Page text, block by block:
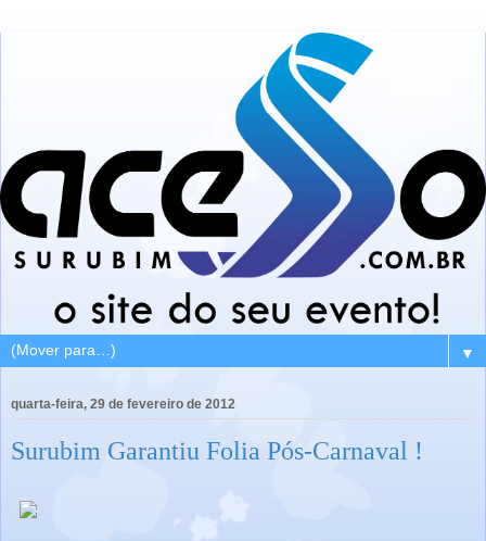
▼
quarta-feira, 29 de fevereiro de 2012
Surubim Garantiu Folia Pós-Carnaval !